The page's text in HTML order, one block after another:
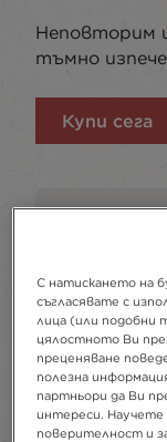
Неповторим
тъмно
Купи сега
пакетче,
Рециклиране
Състав
С натискането на
съгласявате с
лица (или подобни
цялостното Ви
преценяване
полезна
партньори да Ви
интереси. Научете
поверителност и